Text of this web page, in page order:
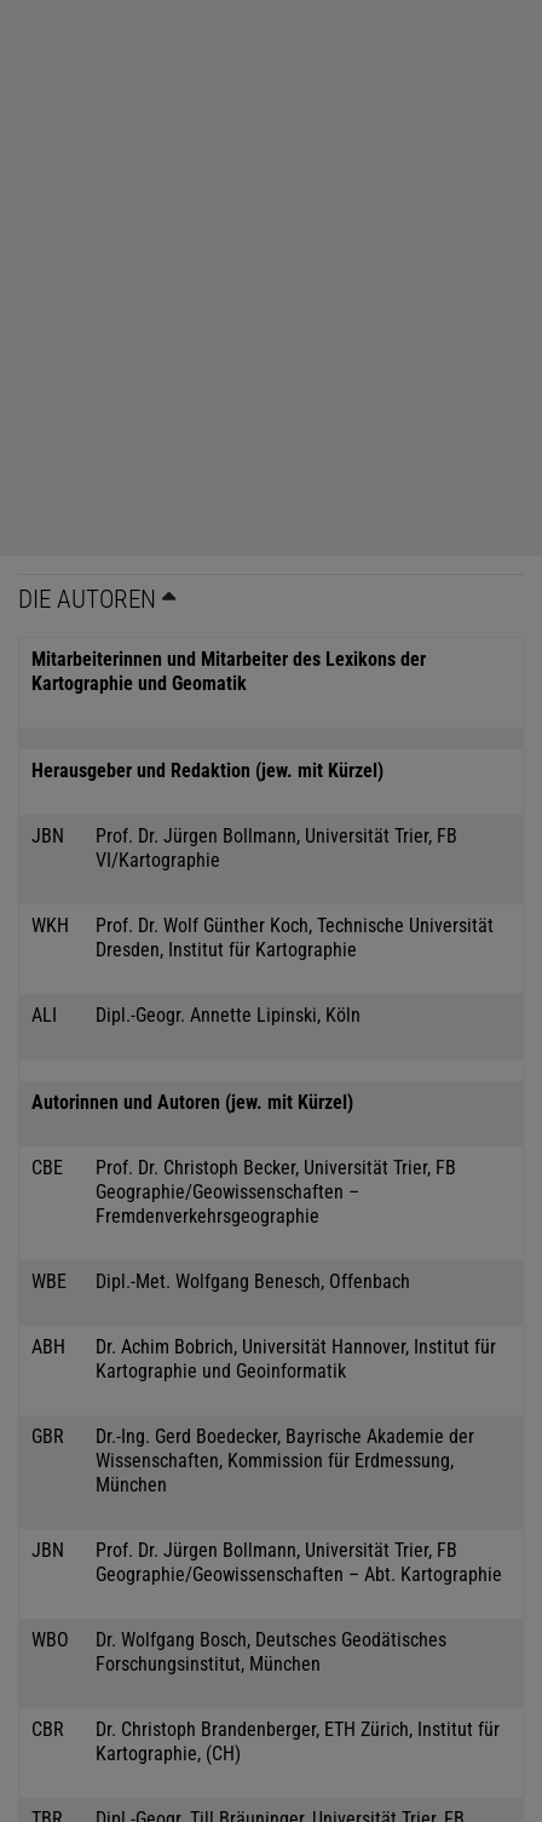
DIE AUTOREN
Mitarbeiterinnen und Mitarbeiter des Lexikons der
Kartographie und Geomatik
Herausgeber und Redaktion (jew. mit Kürzel)
JBN
Prof. Dr. Jürgen Bollmann, Universität Trier, FB
VI/Kartographie
WKH
Prof. Dr. Wolf Günther Koch, Technische Universität
Dresden, Institut für Kartographie
ALI Dipl.-Geogr. Annette Lipinski, Köln
Autorinnen und Autoren (jew. mit Kürzel)
CBE
Prof. Dr. Christoph Becker, Universität Trier, FB
Geographie/Geowissenschaften –
Fremdenverkehrsgeographie
WBE Dipl.-Met. Wolfgang Benesch, Offenbach
ABH
Dr. Achim Bobrich, Universität Hannover, Institut für
Kartographie und Geoinformatik
GBR
Dr.-Ing. Gerd Boedecker, Bayrische Akademie der
Wissenschaften, Kommission für Erdmessung,
München
JBN
Prof. Dr. Jürgen Bollmann, Universität Trier, FB
Geographie/Geowissenschaften – Abt. Kartographie
WBO
Dr. Wolfgang Bosch, Deutsches Geodätisches
Forschungsinstitut, München
CBR
Dr. Christoph Brandenberger, ETH Zürich, Institut für
Kartographie, (CH)